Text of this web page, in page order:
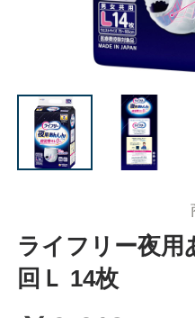
ライフリー夜用
回Ｌ 14枚